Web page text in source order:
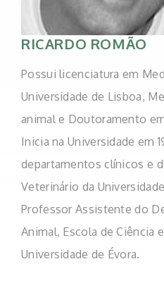
RICARDO ROMÃO
Possui licenciatura em
Universidade de Lisboa,
animal e Doutoramento
Inicia na Universidade em
departamentos clínicos e
Veterinário da
Professor Assistente do
Animal, Escola de Ciência
Universidade de Évora.